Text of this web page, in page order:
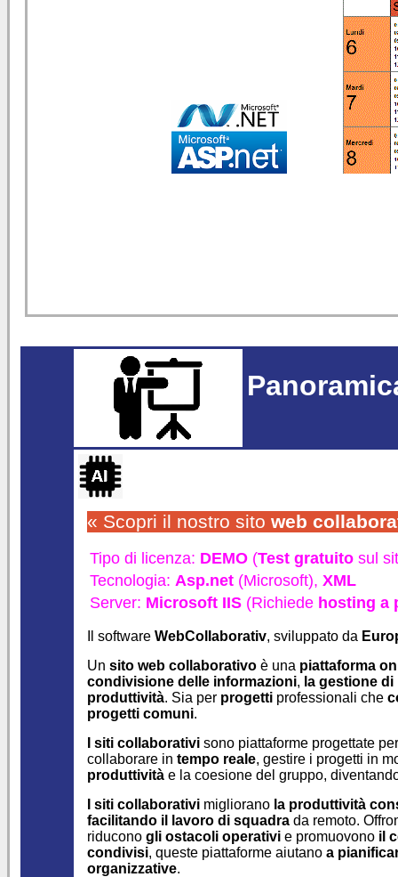
« Scopri il nostro sito web
Tipo di licenza: DEMO (Test gratuito sul
Tecnologia: Asp.net (Microsoft), XML
Server: Microsoft IIS (Richiede hosting a
Il software WebCollaborativ, sviluppato da
Un sito web collaborativo è una piattaforma
condivisione delle informazioni, la gestione
produttività. Sia per progetti professionali che
progetti comuni.
I siti collaborativi sono piattaforme progettate
collaborare in tempo reale, gestire i progetti in
produttività e la coesione del gruppo,
I siti collaborativi migliorano la produttività
facilitando il
lavoro di squadra da remoto.
riducono gli ostacoli operativi e promuovono il
condivisi, queste piattaforme aiutano a
organizzative.